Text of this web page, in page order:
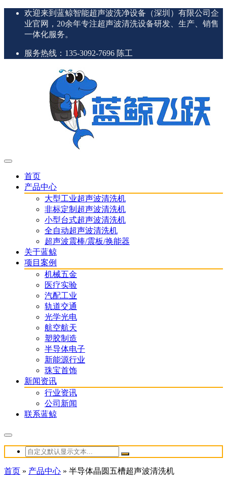
欢迎来到蓝鲸智能超声波洗净设备（深圳）有限公司企
业官网，20余年专注超声波清洗设备研发、生产、销售
一体化服务。
服务热线：135-3092-7696 陈工
首页
产品中心
大型工业超声波清洗机
非标定制超声波清洗机
小型台式超声波清洗机
全自动超声波清洗机
超声波震棒/震板/换能器
关于蓝鲸
项目案例
机械五金
医疗实验
汽配工业
轨道交通
光学光电
航空航天
塑胶制造
半导体电子
新能源行业
珠宝首饰
新闻资讯
行业资讯
公司新闻
联系蓝鲸
首页 » 产品中心 » 半导体晶圆五槽超声波清洗机